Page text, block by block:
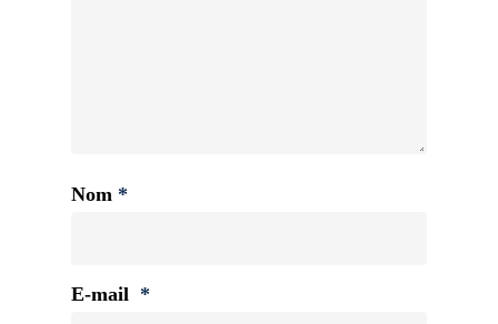
Nom *
E-mail *